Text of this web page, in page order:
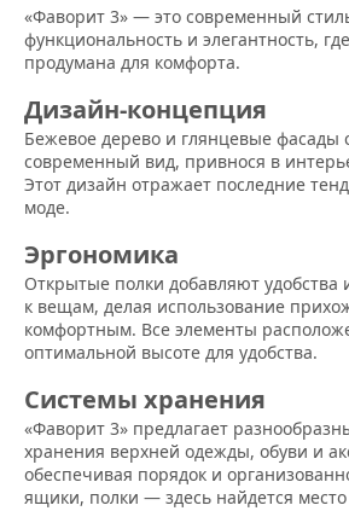
«Фаворит 3» — это современный
функциональность и элегантность,
продумана для комфорта.
Дизайн-концепция
Бежевое дерево и глянцевые фасады
современный вид, привнося в
Этот дизайн отражает последние
моде.
Эргономика
Открытые полки добавляют удобства
к вещам, делая использование
комфортным. Все элементы
оптимальной высоте для удобства.
Системы хранения
«Фаворит 3» предлагает
хранения верхней одежды, обуви и
обеспечивая порядок и
ящики, полки — здесь найдется место